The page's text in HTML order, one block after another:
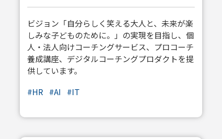
ビジョン「自分らしく笑える大人と、未来が楽
しみな子どものために。」の実現を目指し、個
人・法人向けコーチングサービス、プロコーチ
養成講座、デジタルコーチングプロダクトを提
供しています。
#HR #AI #IT